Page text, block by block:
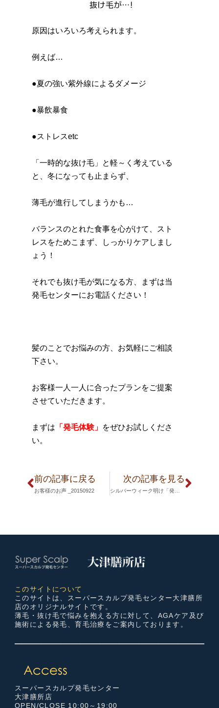
原因はいろいろ考えられます。
例えば…
●夏の強い紫外線によるダメージ
●暴飲暴食
●ストレスetc
「一時的な抜け毛」と軽～く考えている
と、冬になっても止まらず、
薄毛が進行してしまうかも…
バランスのとれた食事を心がけて、スト
レスをためこまず、しっかりケアしまし
ょう！
それでも抜け毛が気になる方、まずは当
発毛センターにお電話ください！
髪のことでお悩みの方、お気軽にご相談
下さい。
お客様一人一人に合ったプランをご提案
させていただきます。
まずは 「発毛体験」 をぜひお試しくださ
い。
前の記事に戻る
お客様のお声 _20150922
次の記事を見る
シルバーウィーク明け「発毛体験」のお電話殺到！
このサイトについて
このサイトは、スーパースカルプ発毛センター大津膳所
店のオリジナルサイトです。
薄毛・抜け毛で悩みを抱える方に対して、AGAケア及び
施術による発毛、育毛治療をご案内しております。
スーパースカルプ発毛センター
大津膳所店
OPEN/CLOSE 10:00～19:00